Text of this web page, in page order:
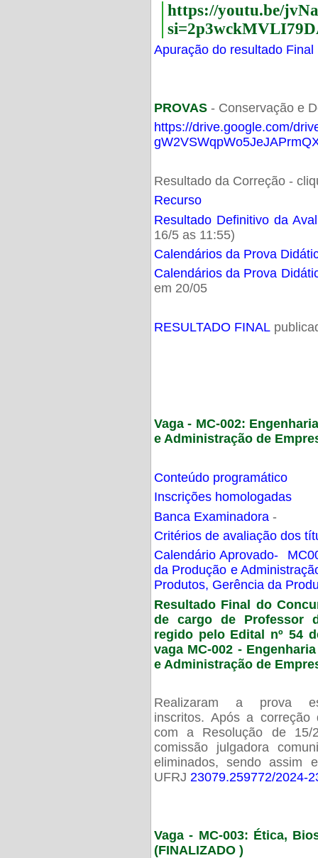
https://youtu.be/
Apuração do resultado Final
PROVAS- Conservação e
https://drive.google.com/
Resultado da Correção -
Recurso
Resultado Definitivo da
16/5 as 11:55)
Calendários da Prova
Calendários da Prova
em 20/05
RESULTADO FINAL
Vaga - MC-002:
e Administração de
Conteúdo programático
Inscrições homologadas
Banca Examinadora -
Critérios de avaliação dos
Calendário Aprovado-
da Produção e
Produtos, Gerência da
Resultado Final do
de cargo de Professor
regido pelo Edital nº 54
vaga MC-002 -
e Administração de
Realizaram a prova
inscritos. Após a
com a Resolução de 15/
comissão julgadora
eliminados, sendo assim
UFRJ 23079.259772/2024-
Vaga - MC-003: Ética,
(FINALIZADO )